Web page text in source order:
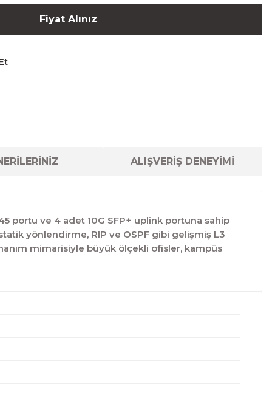
Fiyat Alınız
ALIŞVERİŞ DENEYİMİ
portu ve 4 adet 10G SFP+ uplink portuna sahip
yönlendirme, RIP ve OSPF gibi gelişmiş L3
mimarisiyle büyük ölçekli ofisler, kampüs